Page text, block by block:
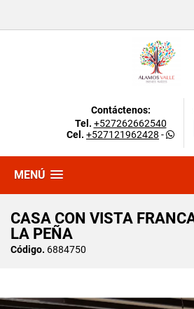
Contáctenos:
Tel. +527262662540
Cel. +527121962428 -
MENÚ
CASA CON VISTA
LA PEÑA
Código. 6884750